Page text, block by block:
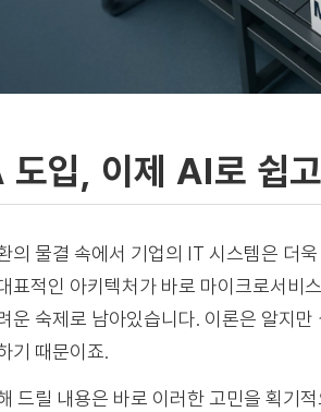
입, 이제 AI로 쉽
의 물결 속에서 기업의 IT 시스템은 더
표적인 아키텍처가 바로 마이크로서비
운 숙제로 남아있습니다. 이론은 알지
기 때문이죠.
드릴 내용은 바로 이러한 고민을 획기